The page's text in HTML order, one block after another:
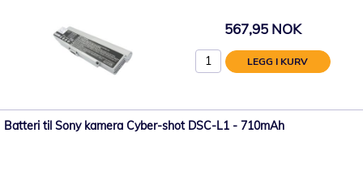
567,95 NOK
LEGG I KURV
Batteri til Sony kamera Cyber-shot DSC-L1 - 710mAh